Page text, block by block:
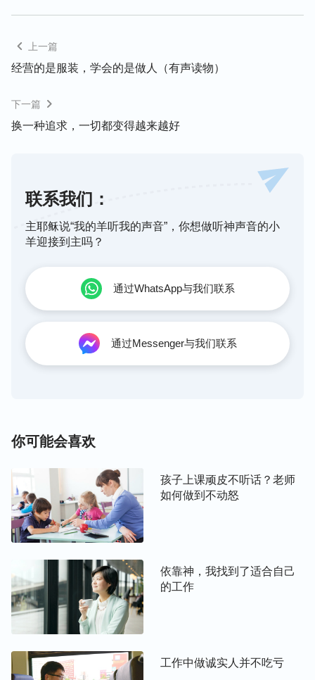
这些鬼话也正是和神话相敌对的，完全可以看出，一
切正面事物的实际是从神来的，所有毒害人的反面事
为人还有许多撒但毒素在里面，几乎没有丝毫
比如人的处世哲学，人成功的座右铭，行事的手段，
看到一段属灵人的讲道说：现在所有人的人际关系都
不正常，主要是因为人被撒但败坏太深，人格表现极
为低下，人都唯利是图，办事专讲占便宜，凡事都有
个人存心目的。人都是为自己活着，都是为肉体活
爱心都不具备，人与人之间勾心斗角、互相防备、明
争暗斗，无法正常相处，人该具备的良心理智也荡然
是冤家对头。”宇心心头一震：是啊，这些日子自己
活在苦毒恼恨当中，将好友视为不共戴天的敌人，这
唯利是图、自私自利，为了各自的利益互相争夺、明
益，所以人与人之间都没有正常的人际关系，这都是
撒但败坏人的结果。宇心静心细想：好友听到自己有
大客户，为了得到丰厚的奖金，不顾友情抢生意；而
自己因着好友抢了客户，失去了一大笔收入，便对好
看，是好友见利忘义、背叛自己在先，似乎自己是无
辜的，错全在好友，但从这件事情发生之后自己的一
系列反应来看，自己和好友一样自私，也是凭着“人
不为己天诛地灭”的撒但毒素活着，都在为了自己的
利益争斗，自己对好友态度的180度大转变完全源于
个人利益的得失，甚至企图以其人之道，还治其人之
上一篇
经营的是服装，学会的是做人（有声读物）
下一篇
换一种追求，一切都变得越来越好
联系我们：
主耶稣说“我的羊听我的声音”，你想做听神声音的小
羊迎接到主吗？
通过WhatsApp与我们联系
通过Messenger与我们联系
你可能会喜欢
孩子上课顽皮不听话？老师
如何做到不动怒
依靠神，我找到了适合自己
的工作
工作中做诚实人并不吃亏